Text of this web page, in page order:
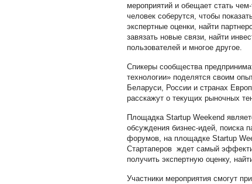
мероприятий и обещает стать
человек соберутся, чтобы
экспертные оценки, найти
завязать новые связи, найти
пользователей и многое другое.
Спикеры сообщества
технологии» поделятся своим
Беларуси, России и странах
расскажут о текущих рыночных
Площадка Startup Weekend
обсуждения бизнес-идей, поиска
форумов, на площадке Startup
Стартаперов ждет самый
получить экспертную оценку,
Участники мероприятия смогут